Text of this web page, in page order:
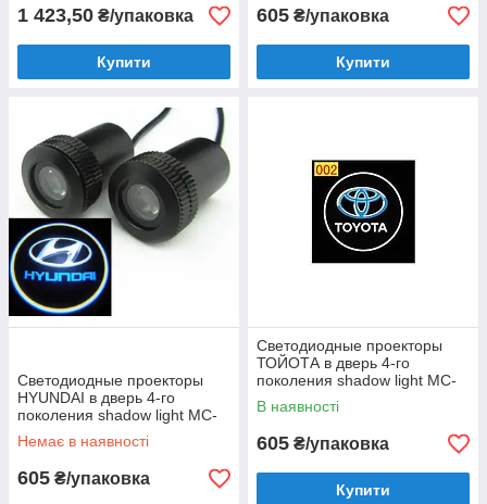
1 423,50 ₴/упаковка
Купити
605 ₴/упаковка
Купити
Светодиодные проекторы
HYUNDAI в дверь 4-го
поколения shadow light MC-
04
Немає в наявності
605 ₴/упаковка
Светодиодные проекторы
ТОЙОТА в дверь 4-го
поколения shadow light MC-
04
В наявності
605 ₴/упаковка
Купити